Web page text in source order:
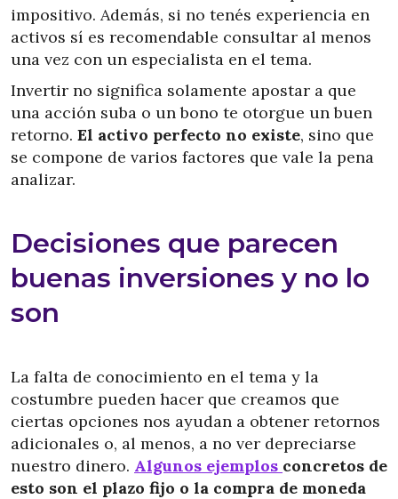
impositivo. Además, si no tenés experiencia en
activos sí es recomendable consultar al menos
una vez con un especialista en el tema.
Invertir no significa solamente apostar a que
una acción suba o un bono te otorgue un buen
retorno. El activo perfecto no existe, sino que
se compone de varios factores que vale la pena
analizar.
Decisiones que parecen
buenas inversiones y no lo
son
La falta de conocimiento en el tema y la
costumbre pueden hacer que creamos que
ciertas opciones nos ayudan a obtener retornos
adicionales o, al menos, a no ver depreciarse
nuestro dinero. Algunos ejemplos concretos de
esto son el plazo fijo o la compra de moneda